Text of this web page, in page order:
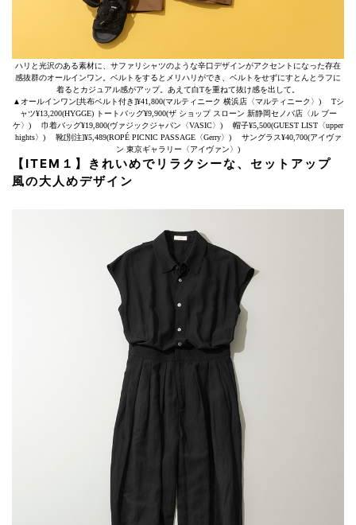
ハリと光沢のある素材に、サファリシャツのような辛口デザインがアクセントになった存在
感抜群のオールインワン。ベルトをするとメリハリができ、ベルトをせずにすとんとラフに
着るとカジュアル感がアップ。あえて白Tを重ねて抜け感を出して。
▲オールインワン[共布ベルト付き]¥41,800(マルティニーク 横浜店〈マルティニーク〉) Tシ
ャツ¥13,200(HYGGE) トートバッグ¥9,900(ザ ショップ スローン 新静岡セノバ店〈ル ブー
ケ〉) 巾着バッグ¥19,800(ヴァジックジャパン〈VASIC〉) 帽子¥5,500(GUEST LIST〈upper
hights〉) 靴[別注]¥5,489(ROPÉ PICNIC PASSAGE〈Gerry〉) サングラス¥40,700(アイヴァ
ン 東京ギャラリー〈アイヴァン〉)
【ITEM１】きれいめでリラクシーな、セットアップ
風の大人めデザイン